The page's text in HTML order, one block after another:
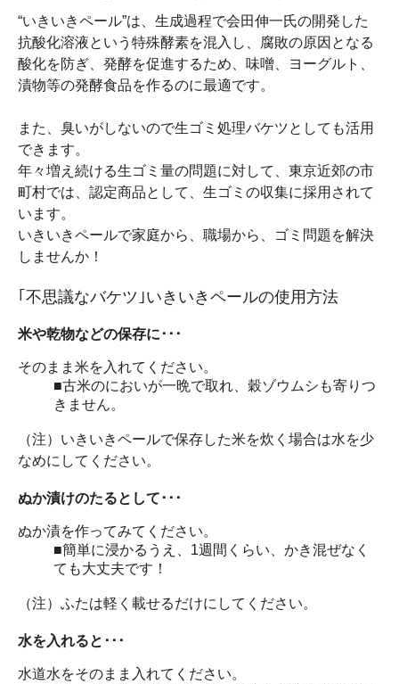
“いきいきペール”は、生成過程で会田伸一氏の開発した
抗酸化溶液という特殊酵素を混入し、腐敗の原因となる
酸化を防ぎ、発酵を促進するため、味噌、ヨーグルト、
漬物等の発酵食品を作るのに最適です。
また、臭いがしないので生ゴミ処理バケツとしても活用
できます。
年々増え続ける生ゴミ量の問題に対して、東京近郊の市
町村では、認定商品として、生ゴミの収集に採用されて
います。
いきいきペールで家庭から、職場から、ゴミ問題を解決
しませんか！
｢不思議なバケツ｣いきいきペールの使用方法
米や乾物などの保存に･･･
そのまま米を入れてください。
■古米のにおいが一晩で取れ、穀ゾウムシも寄りつ
きません。
（注）いきいきペールで保存した米を炊く場合は水を少
なめにしてください。
ぬか漬けのたるとして･･･
ぬか漬を作ってみてください。
■簡単に浸かるうえ、1週間くらい、かき混ぜなく
ても大丈夫です！
（注）ふたは軽く載せるだけにしてください。
水を入れると･･･
水道水をそのまま入れてください。